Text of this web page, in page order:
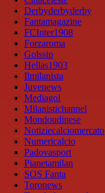
Derbyderbyderby
Fantamagazine
FCInter1908
Forzaroma
Golssip
Hellas1903
Ilmilanista
Juvenews
Mediagol
Milanistichannel
Mondoudinese
Notiziecalciomercato
Numericalcio
Padovasport
Pianetamilan
SOS Fanta
Toronews